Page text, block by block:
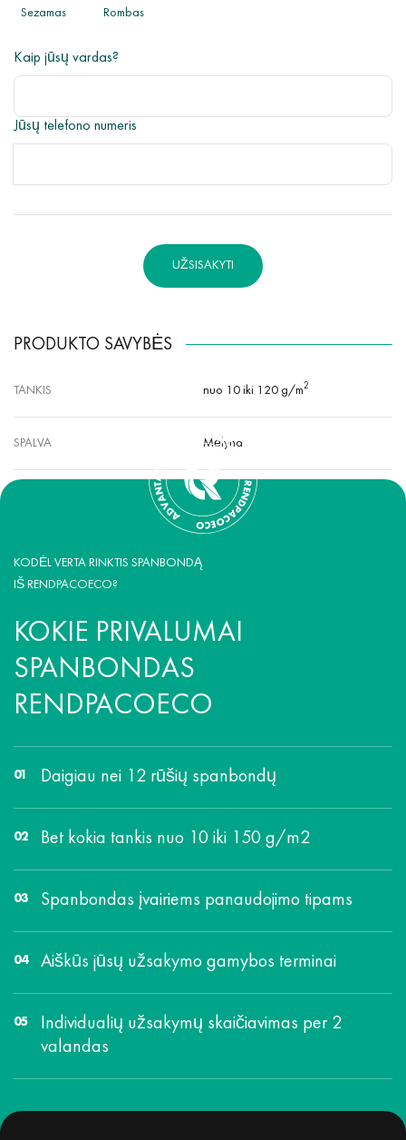
Sezamas Rombas
Kaip jūsų vardas?
Jūsų telefono numeris
UŽSISAKYTI
PRODUKTO SAVYBĖS
TANKIS nuo 10 iki 120 g/m2
SPALVA Mėlyna
KODĖL VERTA RINKTIS SPANBONDĄ
IŠ RENDPACOECO?
KOKIE PRIVALUMAI
SPANBONDAS
RENDPACOECO
Daigiau nei 12 rūšių spanbondų
Bet kokia tankis nuo 10 iki 150 g/m2
Spanbondas įvairiems panaudojimo tipams
Aiškūs jūsų užsakymo gamybos terminai
Individualių užsakymų skaičiavimas per 2
valandas